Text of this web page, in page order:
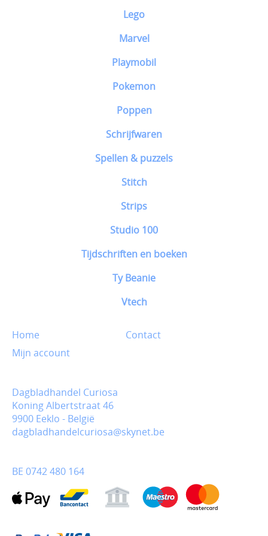
Lego
Marvel
Playmobil
Pokemon
Poppen
Schrijfwaren
Spellen & puzzels
Stitch
Strips
Studio 100
Tijdschriften en boeken
Ty Beanie
Vtech
Home
Contact
Mijn account
Dagbladhandel Curiosa
Koning Albertstraat 46
9900 Eeklo - België
dagbladhandelcuriosa@skynet.be
BE 0742 480 164